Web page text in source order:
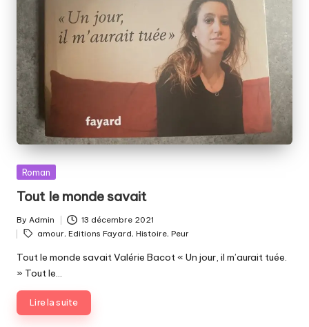
Posted
Roman
Tout le monde savait
Posted
by
By Admin 13 décembre 2021
Tags:
amour, Editions Fayard, Histoire, Peur
Tout le monde savait Valérie Bacot « Un jour, il m’aurait tuée.
» Tout le…
Lire la suite